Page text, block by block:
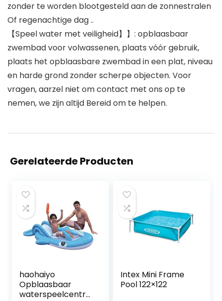
zonder te worden blootgesteld aan de zonnestralen
Of regenachtige dag ..
【Speel water met veiligheid】】: opblaasbaar
zwembad voor volwassenen, plaats vóór gebruik,
plaats het opblaasbare zwembad in een plat, niveau
en harde grond zonder scherpe objecten. Voor
vragen, aarzel niet om contact met ons op te
nemen, we zijn altijd Bereid om te helpen.
Gerelateerde Producten
haohaiyo
Opblaasbaar
waterspeelcentru
Intex Mini Frame
Pool 122×122